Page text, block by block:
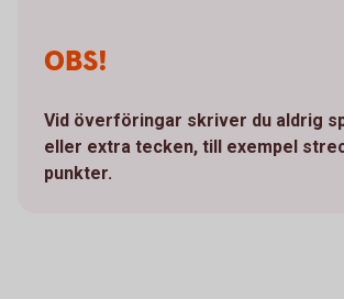
OBS!
Vid överföringar skriver du aldrig
eller extra tecken, till exempel
punkter.